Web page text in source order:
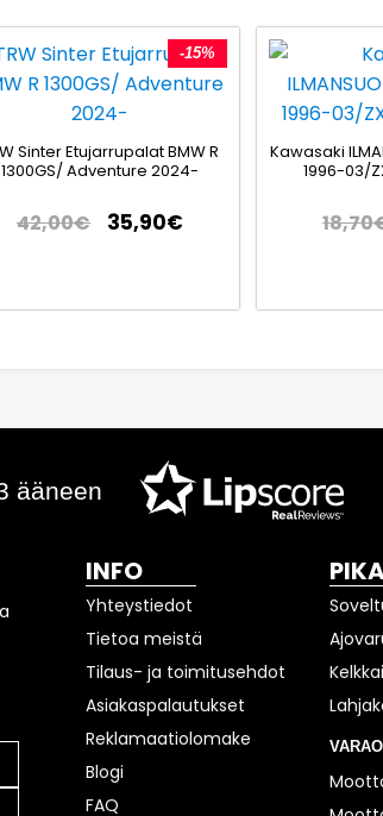
-15%
Sinter Etujarrupalat BMW R
1300GS/ Adventure 2024-
42,00€ 35,90€
Kawasaki
1996-03/
18,70
ääneen
INFO
Yhteystiedot
Tietoa meistä
Tilaus- ja toimitusehdot
Asiakaspalautukset
Reklamaatiolomake
Blogi
FAQ